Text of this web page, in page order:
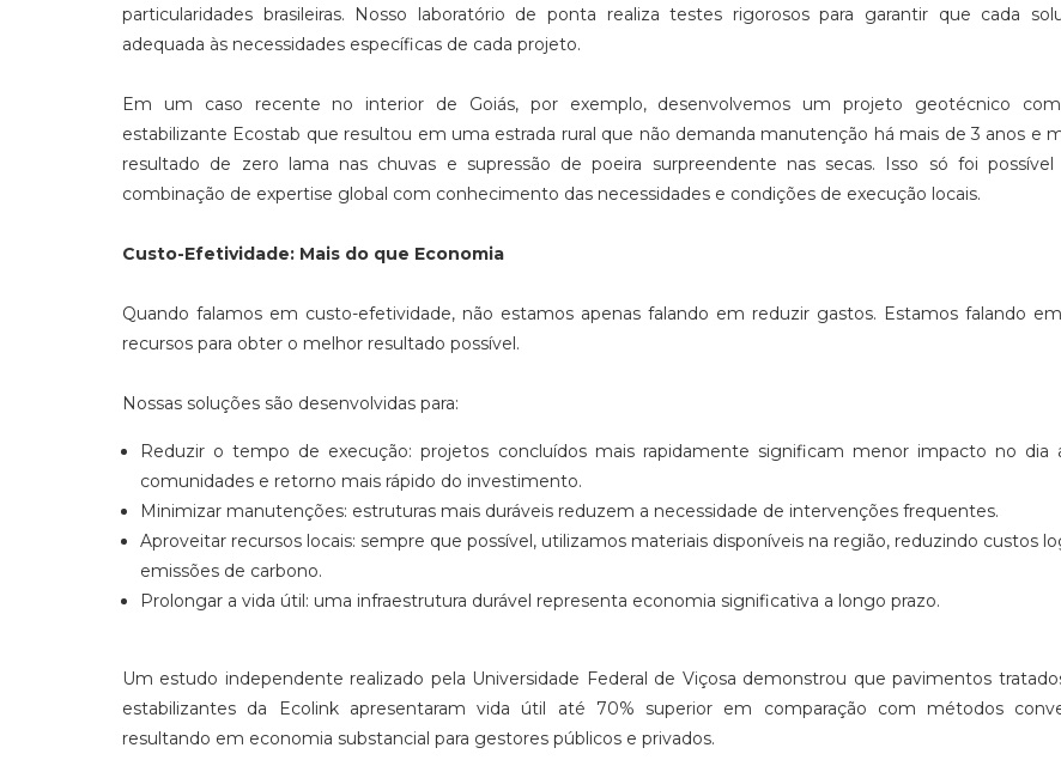
particularidades brasileiras. Nosso laboratório de ponta realiza testes rigorosos para garantir que cada
adequada às necessidades específicas de cada projeto.
Em um caso recente no interior de Goiás, por exemplo, desenvolvemos um projeto geotécnico
estabilizante Ecostab que resultou em uma estrada rural que não demanda manutenção há mais de 3 anos e
resultado de zero lama nas chuvas e supressão de poeira surpreendente nas secas. Isso só foi possível
combinação de expertise global com conhecimento das necessidades e condições de execução locais.
Custo-Efetividade: Mais do que Economia
Quando falamos em custo-efetividade, não estamos apenas falando em reduzir gastos. Estamos falando
recursos para obter o melhor resultado possível.
Nossas soluções são desenvolvidas para:
Reduzir o tempo de execução: projetos concluídos mais rapidamente significam menor impacto no dia
comunidades e retorno mais rápido do investimento.
Minimizar manutenções: estruturas mais duráveis reduzem a necessidade de intervenções frequentes.
Aproveitar recursos locais: sempre que possível, utilizamos materiais disponíveis na região, reduzindo custos
emissões de carbono.
Prolongar a vida útil: uma infraestrutura durável representa economia significativa a longo prazo.
Um estudo independente realizado pela Universidade Federal de Viçosa demonstrou que pavimentos
estabilizantes da Ecolink apresentaram vida útil até 70% superior em comparação com métodos
resultando em economia substancial para gestores públicos e privados.